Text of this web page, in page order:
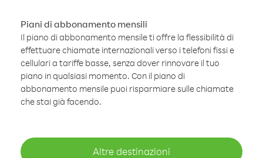
Piani di abbonamento mensili
Il piano di abbonamento mensile ti offre la flessibilità di
effettuare chiamate internazionali verso i telefoni fissi e
cellulari a tariffe basse, senza dover rinnovare il tuo
piano in qualsiasi momento. Con il piano di
abbonamento mensile puoi risparmiare sulle chiamate
che stai già facendo.
Altre destinazioni